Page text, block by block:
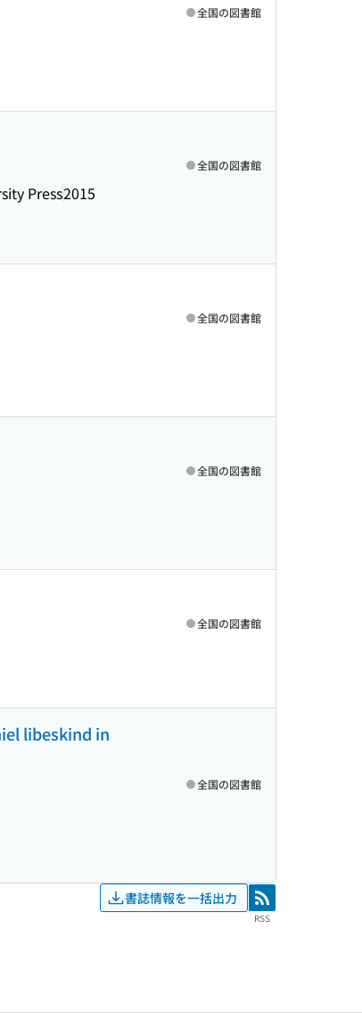
全国の図書館
Press2015
全国の図書館
全国の図書館
全国の図書館
全国の図書館
libeskind in
全国の図書館
書誌情報を一括出力 RSS
RSS